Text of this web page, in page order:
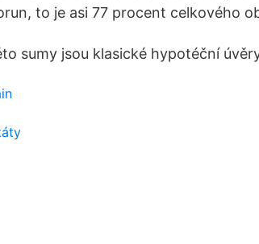
to je asi 77 procent celkového
sumy jsou klasické hypotéční